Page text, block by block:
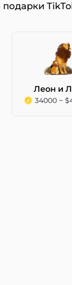
Леон и
34000 ~